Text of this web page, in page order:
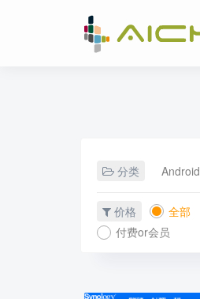
分类 Android
价格 全部
付费or会员